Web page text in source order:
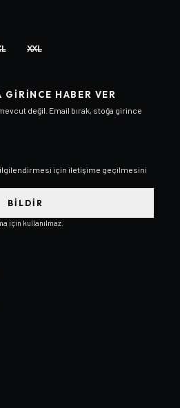
XXL
HABER VER
değil. Email bırak, stoğa girince
için iletişime geçilmesini
BILDIR
için kullanılmaz.